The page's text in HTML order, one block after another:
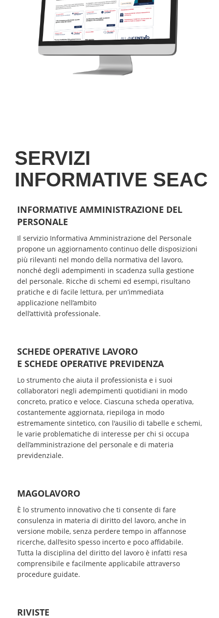
SERVIZI
INFORMATIVE SEAC
INFORMATIVE AMMINISTRAZIONE DEL
PERSONALE
Il servizio Informativa Amministrazione del Personale
propone un aggiornamento continuo delle disposizioni
più rilevanti nel mondo della normativa del lavoro,
nonché degli adempimenti in scadenza sulla gestione
del personale. Ricche di schemi ed esempi, risultano
pratiche e di facile lettura, per un’immediata
applicazione nell’ambito
dell’attività professionale.
SCHEDE OPERATIVE LAVORO
E SCHEDE OPERATIVE PREVIDENZA
Lo strumento che aiuta il professionista e i suoi
collaboratori negli adempimenti quotidiani in modo
concreto, pratico e veloce. Ciascuna scheda operativa,
costantemente aggiornata, riepiloga in modo
estremamente sintetico, con l'ausilio di tabelle e schemi,
le varie problematiche di interesse per chi si occupa
dell’amministrazione del personale e di materia
previdenziale.
MAGOLAVORO
È lo strumento innovativo che ti consente di fare
consulenza in materia di diritto del lavoro, anche in
versione mobile, senza perdere tempo in affannose
ricerche, dall’esito spesso incerto e poco affidabile.
Tutta la disciplina del diritto del lavoro è infatti resa
comprensibile e facilmente applicabile attraverso
procedure guidate.
RIVISTE